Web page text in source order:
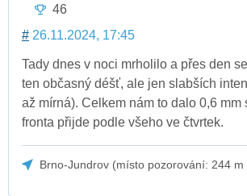
46
# 26.11.2024, 17:45
Tady dnes v noci mrholilo a přes den
ten občasný déšť, ale jen slabších
až mírná). Celkem nám to dalo 0,6 mm
fronta přijde podle všeho ve čtvrtek.
Brno-Jundrov (místo pozorování: 244 m